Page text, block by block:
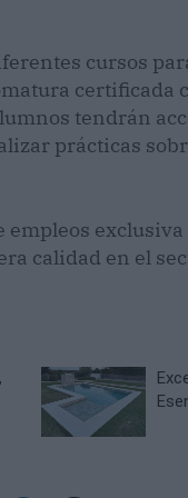
cursos
certificada
tendrán
prácticas
calidad en el